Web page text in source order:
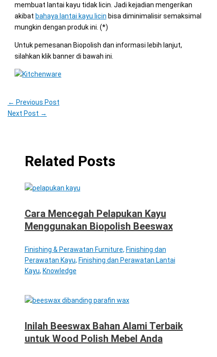
membuat lantai kayu tidak licin. Jadi kejadian mengerikan
akibat bahaya lantai kayu licin bisa diminimalisir semaksimal
mungkin dengan produk ini. (*)
Untuk pemesanan Biopolish dan informasi lebih lanjut,
silahkan klik banner di bawah ini.
← Previous Post
Next Post →
Related Posts
Cara Mencegah Pelapukan Kayu
Menggunakan Biopolish Beeswax
Finishing & Perawatan Furniture, Finishing dan
Perawatan Kayu, Finishing dan Perawatan Lantai
Kayu, Knowledge
Inilah Beeswax Bahan Alami Terbaik
untuk Wood Polish Mebel Anda